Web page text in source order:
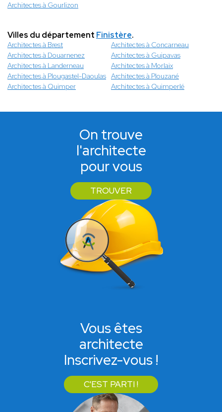
Architectes à Gourlizon
Villes du département Finistère.
Architectes à Brest
Architectes à Concarneau
Architectes à Douarnenez
Architectes à Guipavas
Architectes à Landerneau
Architectes à Morlaix
Architectes à Plougastel-Daoulas Architectes à Plouzané
Architectes à Quimper
Architectes à Quimperlé
On trouve
l'architecte
pour vous
TROUVER
Vous êtes
architecte
Inscrivez-vous !
C'EST PARTI !